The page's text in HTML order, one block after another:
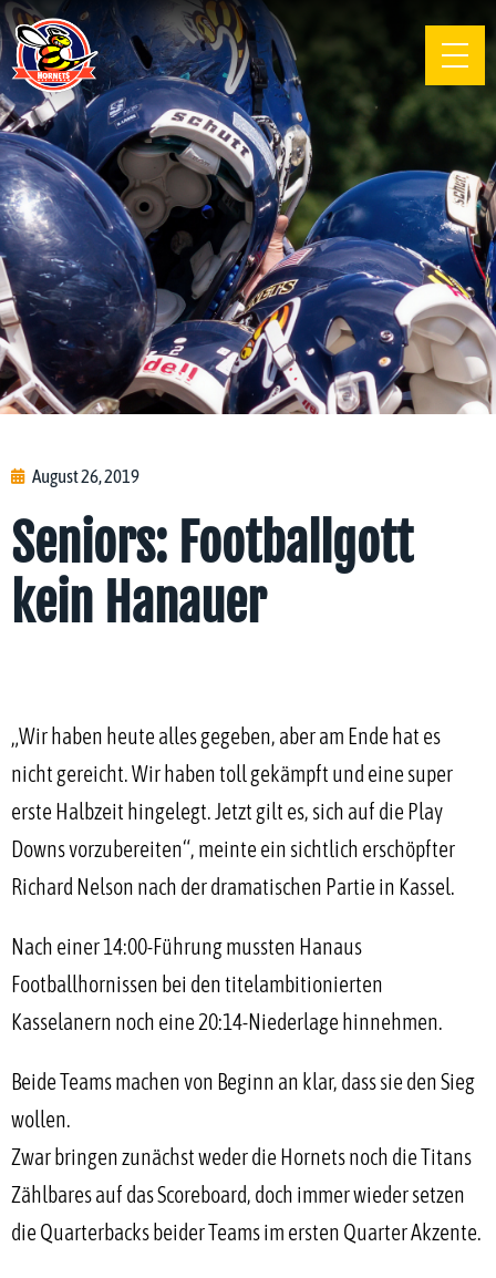
August 26, 2019
Seniors: Footballgott
kein Hanauer
„Wir haben heute alles gegeben, aber am Ende hat es
nicht gereicht. Wir haben toll gekämpft und eine super
erste Halbzeit hingelegt. Jetzt gilt es, sich auf die Play
Downs vorzubereiten“, meinte ein sichtlich erschöpfter
Richard Nelson nach der dramatischen Partie in Kassel.
Nach einer 14:00-Führung mussten Hanaus
Footballhornissen bei den titelambitionierten
Kasselanern noch eine 20:14-Niederlage hinnehmen.
Beide Teams machen von Beginn an klar, dass sie den Sieg
wollen.
Zwar bringen zunächst weder die Hornets noch die Titans
Zählbares auf das Scoreboard, doch immer wieder setzen
die Quarterbacks beider Teams im ersten Quarter Akzente.